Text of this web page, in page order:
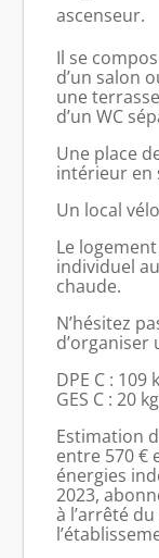
ascenseur.
Il se
d’un salon
une
d’un WC
Une place
intérieur en
Un local
Le
individuel
chaude.
N’hésitez
d’organiser
DPE C : 109
GES C : 20
Estimation
entre 570 €
énergies
2023,
à l’arrêté